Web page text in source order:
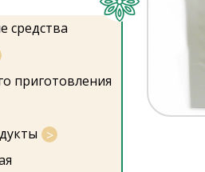
средства
приготовления